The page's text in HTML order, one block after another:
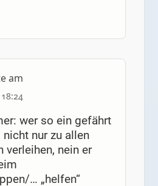
am
wer so ein gefährt
nicht nur zu allen
verleihen, nein er
… „helfen“